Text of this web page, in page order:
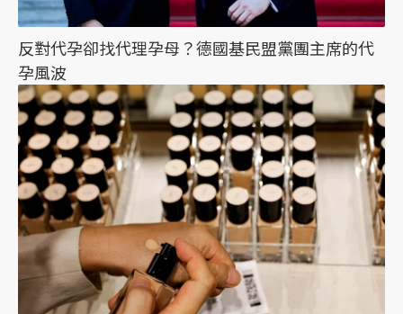
反對代孕卻找代理孕母？德國基民盟黨團主席的代
孕風波